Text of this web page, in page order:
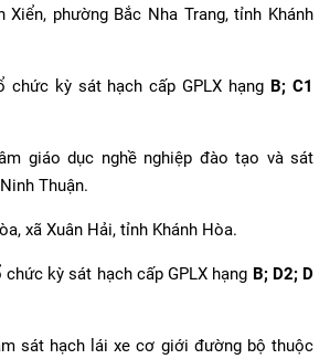
phường Bắc Nha Trang, tỉnh Khánh
kỳ sát hạch cấp GPLX hạng B; C1
giáo dục nghề nghiệp đào tạo và sát
Thuận.
xã Xuân Hải, tỉnh Khánh Hòa.
chức kỳ sát hạch cấp GPLX hạng B; D2; D
sát hạch lái xe cơ giới đường bộ thuộc